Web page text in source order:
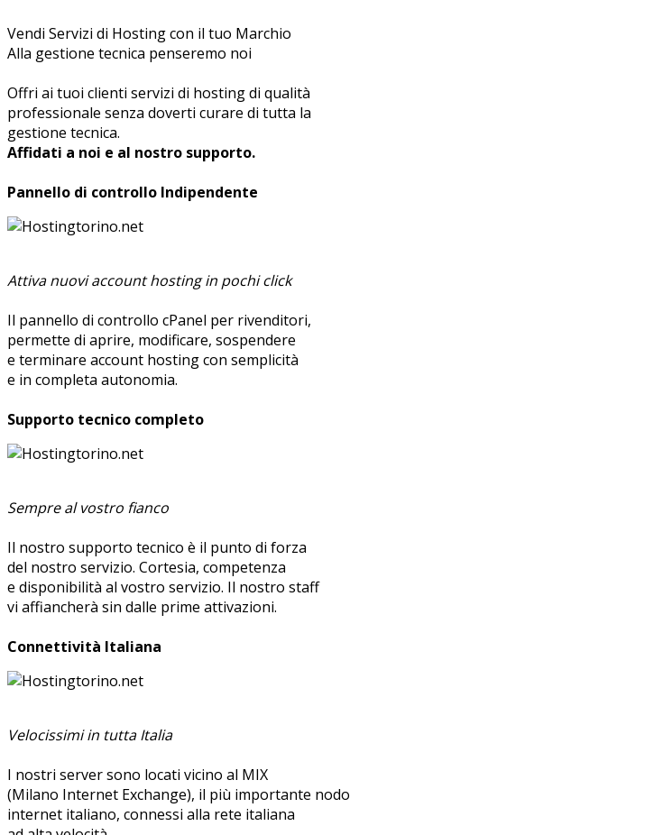
Vendi Servizi di Hosting con il tuo Marchio
Alla gestione tecnica penseremo noi
Offri ai tuoi clienti servizi di hosting di qualità
professionale senza doverti curare di tutta la
gestione tecnica.
Affidati a noi e al nostro supporto.
Pannello di controllo Indipendente
Attiva nuovi account hosting in pochi click
Il pannello di controllo cPanel per rivenditori,
permette di aprire, modificare, sospendere
e terminare account hosting con semplicità
e in completa autonomia.
Supporto tecnico completo
Sempre al vostro fianco
Il nostro supporto tecnico è il punto di forza
del nostro servizio. Cortesia, competenza
e disponibilità al vostro servizio. Il nostro staff
vi affiancherà sin dalle prime attivazioni.
Connettività Italiana
Velocissimi in tutta Italia
I nostri server sono locati vicino al MIX
(Milano Internet Exchange), il più importante nodo
internet italiano, connessi alla rete italiana